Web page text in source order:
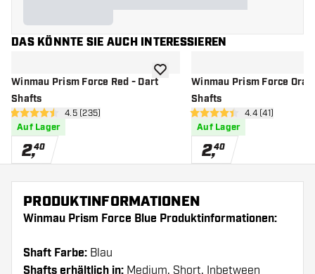
DAS KÖNNTE SIE AUCH INTERESSIEREN
Winmau Prism Force Red - Dart
Shafts
Bewertungsbereich öffnen
4.5 Bewertungssterne
4.5 (235)
Auf Lager
2,40
Zur Wunschliste hinzufügen
Winmau Prism Force
Shafts
4.4 Bewertungssterne
4.4 (41)
Auf Lager
2,40
PRODUKTINFORMATIONEN
Winmau Prism Force Blue Produktinformationen:
Shaft Farbe: Blau
Shafts erhältlich in: Medium, Short, Inbetween